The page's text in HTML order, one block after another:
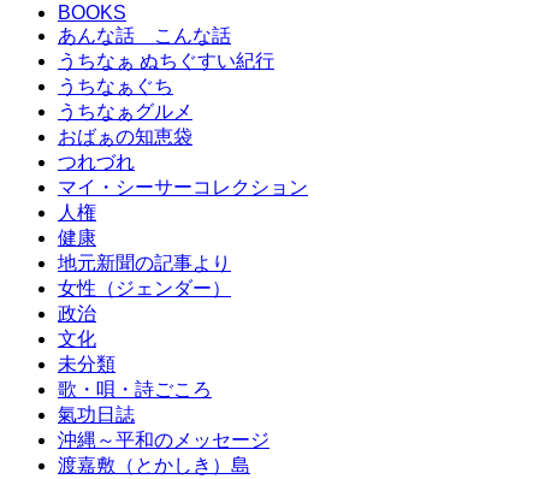
BOOKS
あんな話 こんな話
うちなぁ ぬちぐすい紀行
うちなぁぐち
うちなぁグルメ
おばぁの知恵袋
つれづれ
マイ・シーサーコレクション
人権
健康
地元新聞の記事より
女性（ジェンダー）
政治
文化
未分類
歌・唄・詩ごころ
氣功日誌
沖縄～平和のメッセージ
渡嘉敷（とかしき）島